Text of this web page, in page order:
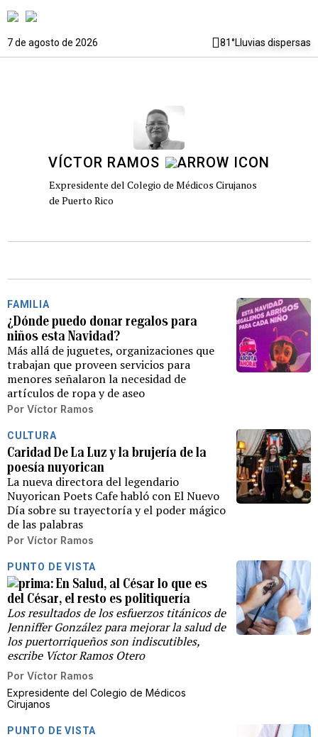
7 de agosto de 2026 81°Lluvias dispersas
VÍCTOR RAMOS
Expresidente del Colegio de Médicos Cirujanos
de Puerto Rico
FAMILIA
¿Dónde puedo donar regalos para
niños esta Navidad?
Más allá de juguetes, organizaciones que
trabajan que proveen servicios para
menores señalaron la necesidad de
artículos de ropa y de aseo
Por Víctor Ramos
CULTURA
Caridad De La Luz y la brujería de la
poesía nuyorican
La nueva directora del legendario
Nuyorican Poets Cafe habló con El Nuevo
Día sobre su trayectoría y el poder mágico
de las palabras
Por Víctor Ramos
PUNTO DE VISTA
En Salud, al César lo que es
del César, el resto es politiquería
Los resultados de los esfuerzos titánicos de
Jenniffer González para mejorar la salud de
los puertorriqueños son indiscutibles,
escribe Víctor Ramos Otero
Por Víctor Ramos
Expresidente del Colegio de Médicos
Cirujanos
PUNTO DE VISTA